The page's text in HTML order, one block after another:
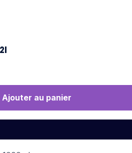
Ajouter au panier